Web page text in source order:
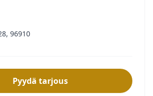
96910
Pyydä tarjous